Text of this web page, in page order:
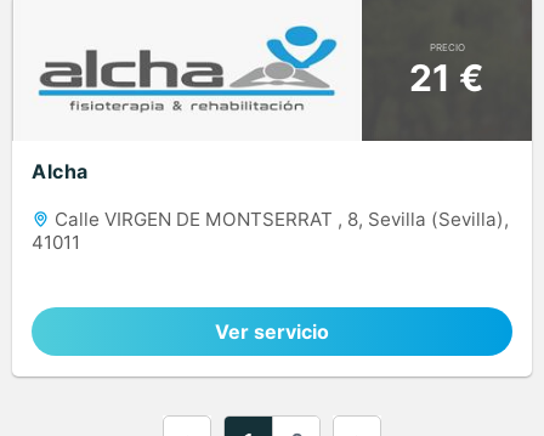
PRECIO
21 €
Alcha
Calle VIRGEN DE MONTSERRAT , 8, Sevilla (Sevilla),
41011
Ver servicio